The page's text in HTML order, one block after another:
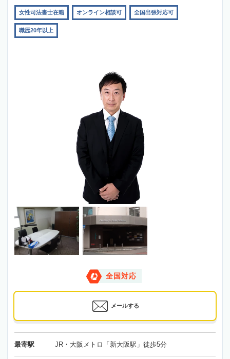
女性司法書士在籍 オンライン相談可 全国出張対応可
職歴20年以上
全国対応
メールする
最寄駅 JR・大阪メトロ「新大阪駅」徒歩5分